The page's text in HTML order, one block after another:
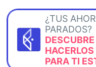
¿TUS
PARADOS?
PARA TI